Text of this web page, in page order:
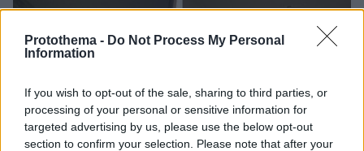
Protothema - Do Not Process My Personal
Information
If you wish to opt-out of the sale, sharing to third parties, or
processing of your personal or sensitive information for
targeted advertising by us, please use the below opt-out
section to confirm your selection. Please note that after your